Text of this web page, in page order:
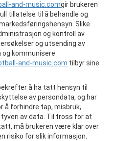
and-music.comgir brukeren
tillatelse til å behandle og
Slike
og kontroll av
og utsending av
kommunisere
and-music.com tilbyr sine
å ha tatt hensyn til
av persondata, og har
å forhindre tap, misbruk,
av data. Til tross for at
må brukeren være klar over
risiko for slik informasjon.